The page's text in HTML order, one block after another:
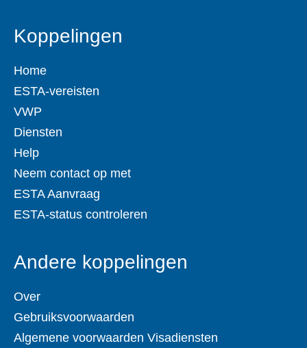
Koppelingen
Home
ESTA-vereisten
VWP
Diensten
Help
Neem contact op met
ESTA Aanvraag
ESTA-status controleren
Andere koppelingen
Over
Gebruiksvoorwaarden
Algemene voorwaarden Visadiensten